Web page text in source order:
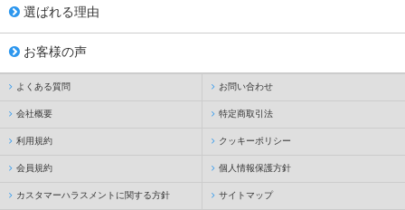
選ばれる理由
お客様の声
よくある質問 お問い合わせ
会社概要 特定商取引法
利用規約 クッキーポリシー
会員規約 個人情報保護方針
カスタマーハラスメントに関する方針 サイトマップ